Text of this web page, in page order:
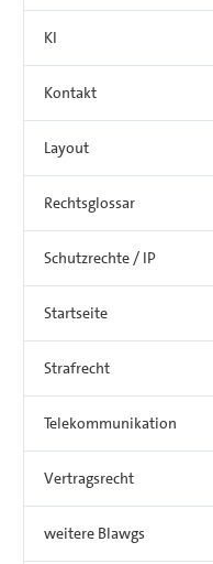
KI
Kontakt
Layout
Rechtsglossar
Schutzrechte / IP
Startseite
Strafrecht
Telekommunikation
Vertragsrecht
weitere Blawgs